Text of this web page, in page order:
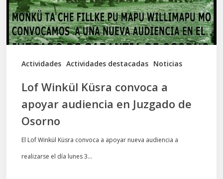
Actividades Actividades destacadas Noticias
audiencia
en
Juzgado
Lof Winkül Küsra convoca a
apoyar audiencia en Juzgado de
Osorno
El Lof Winkül Küsra convoca a apoyar nueva audiencia a
realizarse el día lunes 3…